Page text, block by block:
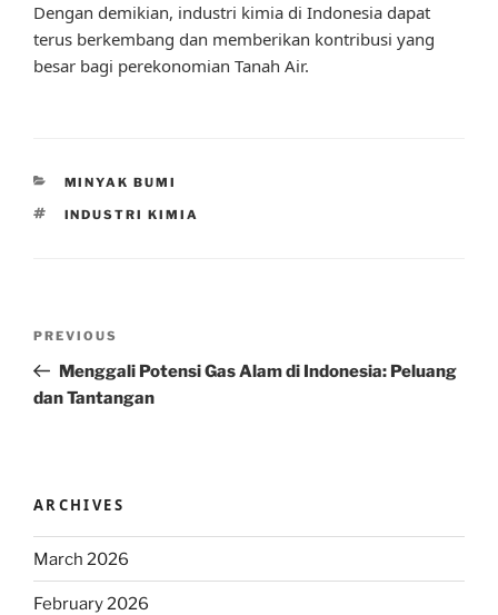
Dengan demikian, industri kimia di Indonesia dapat
terus berkembang dan memberikan kontribusi yang
besar bagi perekonomian Tanah Air.
CATEGORIES
MINYAK BUMI
TAGS
INDUSTRI KIMIA
Previous
Post
PREVIOUS
Menggali Potensi Gas Alam di Indonesia: Peluang
dan Tantangan
ARCHIVES
March 2026
February 2026